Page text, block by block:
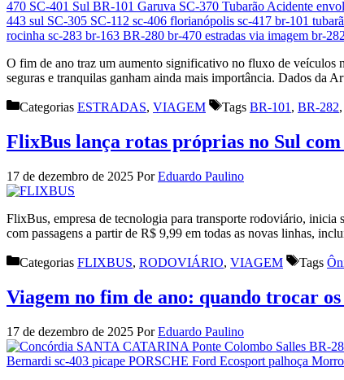
O fim de ano traz um aumento significativo no fluxo de veículos
seguras e tranquilas ganham ainda mais importância. Dados da
Categorias ESTRADAS, VIAGEM Tags BR-101 , BR-282,
FlixBus lança rotas próprias no Sul
17 de dezembro de 2025 PorEduardo Paulino
FlixBus, empresa de tecnologia para transporte rodoviário, inicia
com passagens a partir de R$ 9,99 em todas as novas linhas,
Categorias FLIXBUS, RODOVIÁRIO, VIAGEM Tags
Viagem no fim de ano: quando trocar
17 de dezembro de 2025 PorEduardo Paulino